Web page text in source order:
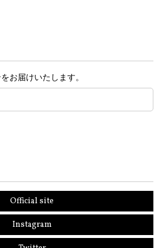
お届けいたします。
Official site
Instagram